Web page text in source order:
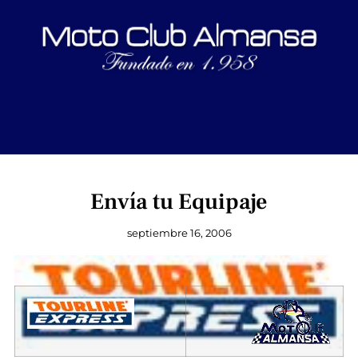
Envía tu Equipaje
septiembre 16, 2006